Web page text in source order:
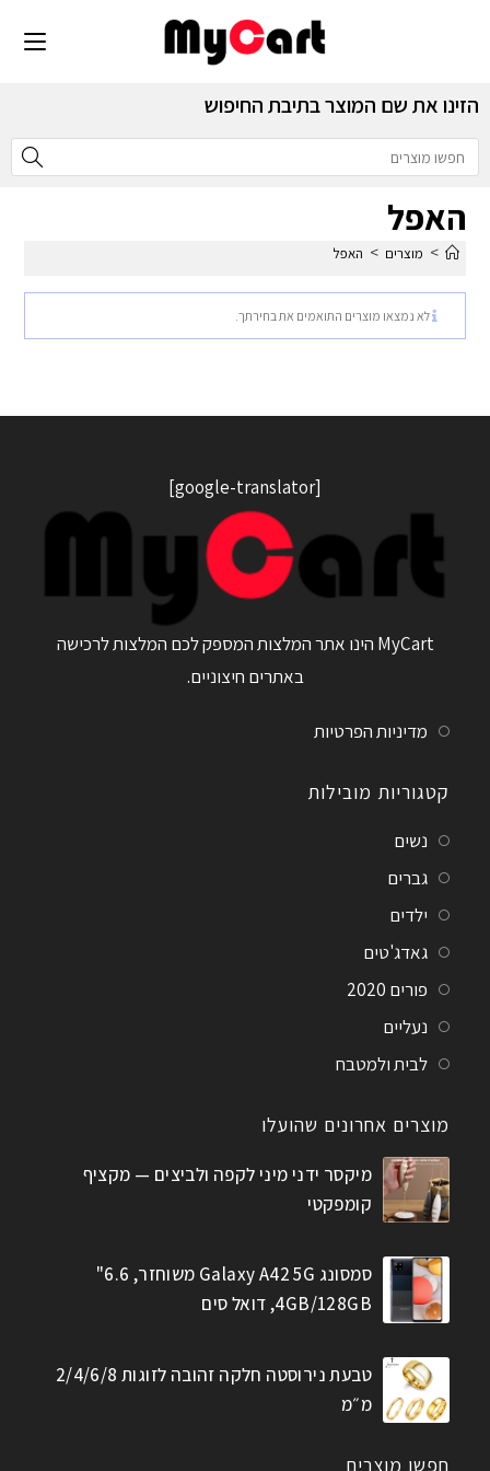
הזינו את שם המוצר בתיבת החיפוש
האפל
> מוצרים > האפל
לא נמצאו מוצרים התואמים את בחירתך.
[google-translator]
MyCart הינו אתר המלצות המספק לכם המלצות לרכישה
באתרים חיצוניים.
מדיניות הפרטיות
קטגוריות מובילות
נשים
גברים
ילדים
גאדג'טים
פורים 2020
נעליים
לבית ולמטבח
מוצרים אחרונים שהועלו
מיקסר ידני מיני לקפה ולביצים — מקציף
קומפקטי
סמסונג Galaxy A42 5G משוחזר, 6.6"
4GB/128GB, דואל סים
טבעת נירוסטה חלקה זהובה לזוגות 2/4/6/8
מ״מ
חפשו מוצרים